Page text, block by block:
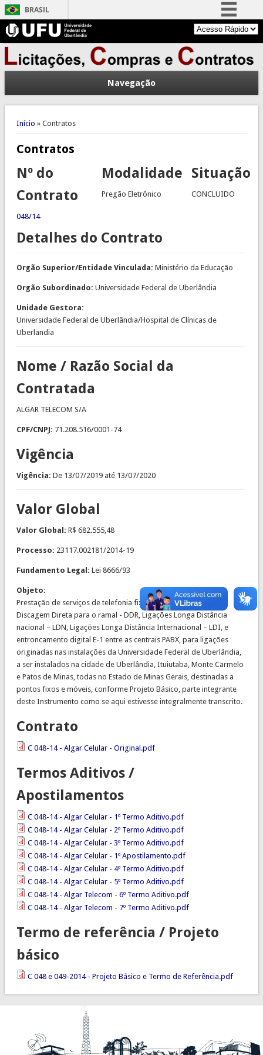
BRASIL
Simplifique!
Comunica BR
Participe
Acesso à informação
Legislação
Navegação
Você está aqui
Início » Contratos
Contratos
Nº do
Contrato
048/14
Modalidade
Pregão Eletrônico
Situação
CONCLUIDO
Detalhes do Contrato
Orgão Superior/Entidade Vinculada: Ministério da Educação
Orgão Subordinado: Universidade Federal de Uberlândia
Unidade Gestora:
Universidade Federal de Uberlândia/Hospital de Clínicas de
Uberlandia
Nome / Razão Social da
Contratada
ALGAR TELECOM S/A
CPF/CNPJ: 71.208.516/0001-74
Vigência
Vigência: De 13/07/2019até 13/07/2020
Valor Global
Valor Global: R$ 682.555,48
Processo: 23117.002181/2014-19
Fundamento Legal: Lei 8666/93
Objeto:
Prestação de serviços de telefonia fixa comutada – STFC, Local
Discagem Direta para o ramal - DDR, Ligações Longa Distância
nacional – LDN, Ligações Longa Distância Internacional – LDI, e
entroncamento digital E-1 entre as centrais PABX, para ligações
originadas nas instalações da Universidade Federal de Uberlândia,
a ser instalados na cidade de Uberlândia, Ituiutaba, Monte Carmelo
e Patos de Minas, todas no Estado de Minas Gerais, destinadas a
pontos fixos e móveis, conforme Projeto Básico, parte integrante
deste Instrumento como se aqui estivesse integralmente transcrito.
Contrato
C 048-14 - Algar Celular - Original.pdf
Termos Aditivos /
Apostilamentos
C 048-14 - Algar Celular - 1º Termo Aditivo.pdf
C 048-14 - Algar Celular - 2º Termo Aditivo.pdf
C 048-14 - Algar Celular - 3º Termo Aditivo.pdf
C 048-14 - Algar Celular - 1º Apostilamento.pdf
C 048-14 - Algar Celular - 4º Termo Aditivo.pdf
C 048-14 - Algar Celular - 5º Termo Aditivo.pdf
C 048-14 - Algar Telecom - 6º Termo Aditivo.pdf
C 048-14 - Algar Telecom - 7º Termo Aditivo.pdf
Termo de referência / Projeto
básico
C 048 e 049-2014 - Projeto Básico e Termo de Referência.pdf